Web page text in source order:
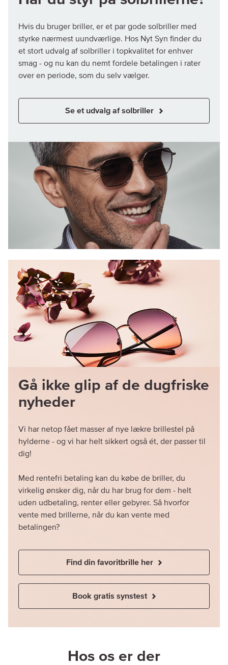
Hvis du bruger briller, er et par gode solbriller med
styrke nærmest uundværlige. Hos Nyt Syn finder du
et stort udvalg af solbriller i topkvalitet for enhver
smag - og nu kan du nemt fordele betalingen i rater
over en periode, som du selv vælger.
Se et udvalg af solbriller
Gå ikke glip af de dugfriske
nyheder
Vi har netop fået masser af nye lækre brillestel på
hylderne - og vi har helt sikkert også ét, der passer til
dig!
Med rentefri betaling kan du købe de briller, du
virkelig ønsker dig, når du har brug for dem - helt
uden udbetaling, renter eller gebyrer. Så hvorfor
vente med brillerne, når du kan vente med
betalingen?
Find din favoritbrille her
Book gratis synstest
Hos os er der